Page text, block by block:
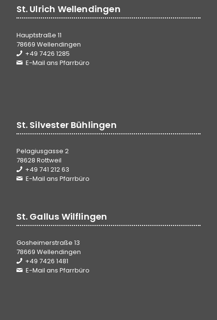
St. Ulrich Wellendingen
Hauptstraße 11
78669 Wellendingen
+49 7426 1285
E-Mail ans Pfarrbüro
St. Silvester Bühlingen
Pelagiusgasse 2
78628 Rottweil
+49 741 212 63
E-Mail ans Pfarrbüro
St. Gallus Wilflingen
Gosheimerstraße 13
78669 Wellendingen
+49 7426 1481
E-Mail ans Pfarrbüro